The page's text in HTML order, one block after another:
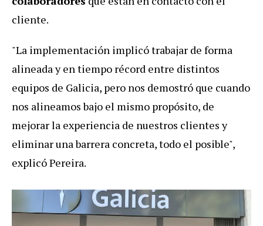
cliente.
"La implementación implicó trabajar de forma
alineada y en tiempo récord entre distintos
equipos de Galicia, pero nos demostró que cuando
nos alineamos bajo el mismo propósito, de
mejorar la experiencia de nuestros clientes y
eliminar una barrera concreta, todo el posible",
explicó Pereira.